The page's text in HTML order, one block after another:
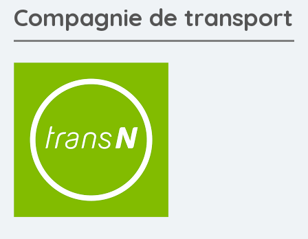
Compagnie de transport